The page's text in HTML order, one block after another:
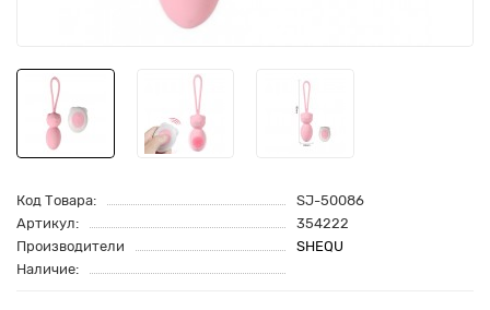
Код Товара:
SJ-50086
Артикул:
354222
Производители
SHEQU
Наличие: